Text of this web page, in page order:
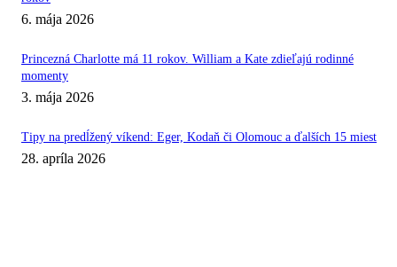
6. mája 2026
Princezná Charlotte má 11 rokov. William a Kate zdieľajú rodinné
momenty
3. mája 2026
Tipy na predĺžený víkend: Eger, Kodaň či Olomouc a ďalších 15 miest
28. apríla 2026